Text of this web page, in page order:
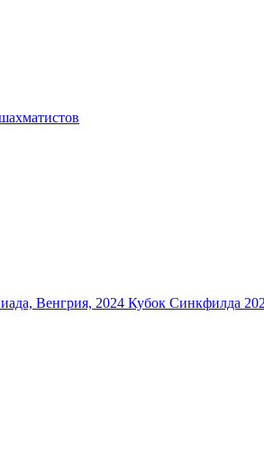
Венгрия, 2024 Кубок Синкфилда